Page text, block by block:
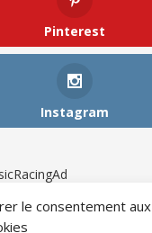
le consentement aux
Pinterest
Instagram